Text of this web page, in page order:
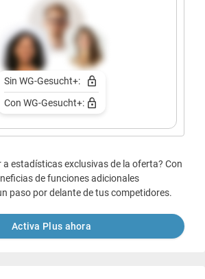
Sin WG-Gesucht+:
Con WG-Gesucht+:
a estadísticas exclusivas de la oferta? Con
de funciones adicionales
paso por delante de tus competidores.
Activa Plus ahora